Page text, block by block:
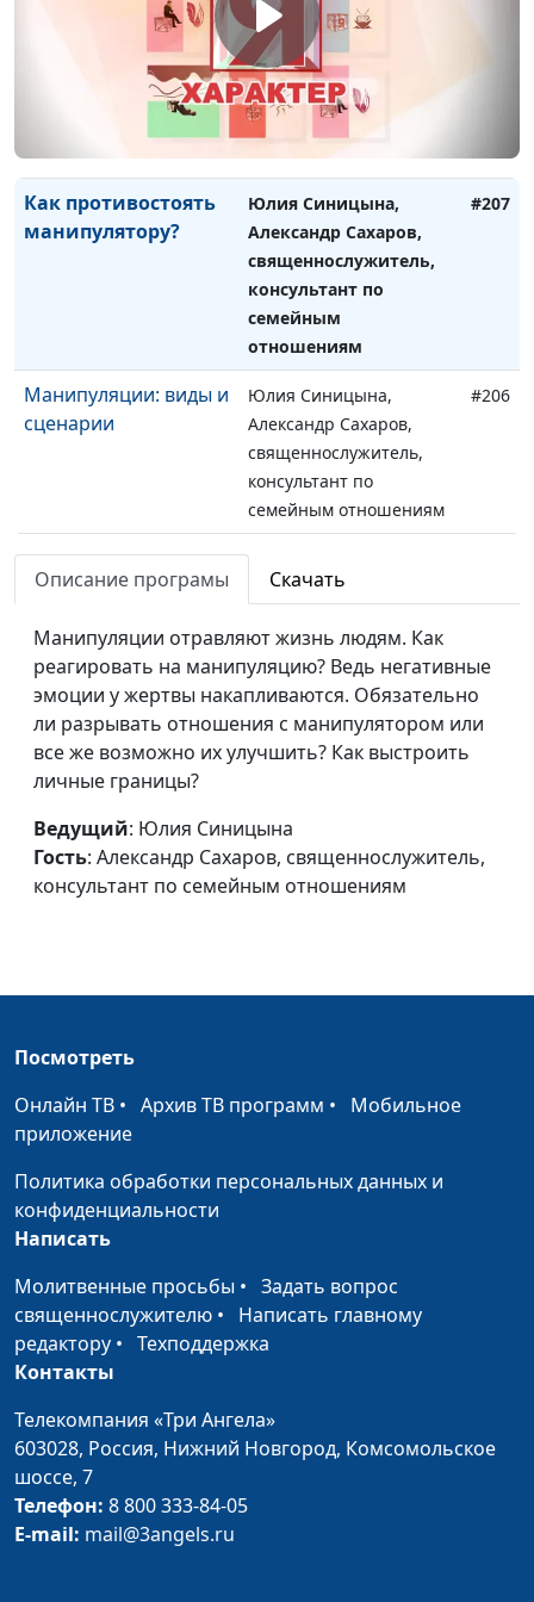
манипулятор: почему
Юлия Синицына,
Александр Сахаров,
священнослужитель,
консультант по
семейным отношениям
Как противостоять
манипулятору?
Юлия Синицына,
Александр Сахаров,
священнослужитель,
консультант по
семейным
отношениям
#207
Манипуляции: виды и
сценарии
Юлия Синицына,
Александр Сахаров,
священнослужитель,
консультант по
семейным отношениям
#206
Лечение души и тела
Юлия Синицына,
Лариса Павлова,
Жалобы на жизнь:
причины
Юлия Синицына,
Лариса Павлова,
психолог
#204
Как найти опору в
Юлия Синицына,
психолог
Природа стремления
к победе
отношениях
Лариса Павлова,
Как достичь
здоровых отношений
Юлия Синицына,
Природа чувств
Юлия Синицына,
Лариса Павлова,
психолог
Как возникает
зависимость? (третья
часть)
психолог
Как возникает
зависимость?
Описание програмы Скачать
Манипуляции отравляют жизнь людям. Как
реагировать на манипуляцию? Ведь негативные
эмоции у жертвы накапливаются. Обязательно
ли разрывать отношения с манипулятором или
все же возможно их улучшить? Как выстроить
личные границы?
Ведущий: Юлия Синицына
Гость: Александр Сахаров, священнослужитель,
консультант по семейным отношениям
Посмотреть
Онлайн ТВ • Архив ТВ программ • Мобильное
приложение
Политика обработки персональных данных и
конфиденциальности
Написать
Молитвенные просьбы • Задать вопрос
священнослужителю • Написать главному
редактору • Техподдержка
Контакты
Телекомпания «Три Ангела»
603028, Россия, Нижний Новгород, Комсомольское
шоссе, 7
Телефон: 8 800 333-84-05
E-mail: mail@3angels.ru